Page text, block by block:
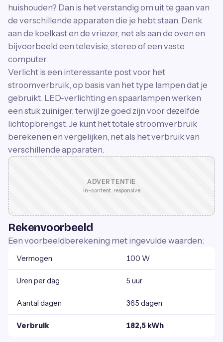
huishouden? Dan is het verstandig om uit te gaan van
de verschillende apparaten die je hebt staan. Denk
aan de koelkast en de vriezer, net als aan de oven en
bijvoorbeeld een televisie, stereo of een vaste
computer.
Verlicht is een interessante post voor het
stroomverbruik, op basis van het type lampen dat je
gebruikt. LED-verlichting en spaarlampen werken
een stuk zuiniger, terwijl ze goed zijn voor dezelfde
lichtopbrengst. Je kunt het totale stroomverbruik
berekenen en vergelijken, net als het verbruik van
verschillende apparaten.
ADVERTENTIE
In-content · responsive
Rekenvoorbeeld
Een voorbeeldberekening met ingevulde waarden:
Vermogen 100 W
Uren per dag 5 uur
Aantal dagen 365 dagen
Verbruik 182,5 kWh